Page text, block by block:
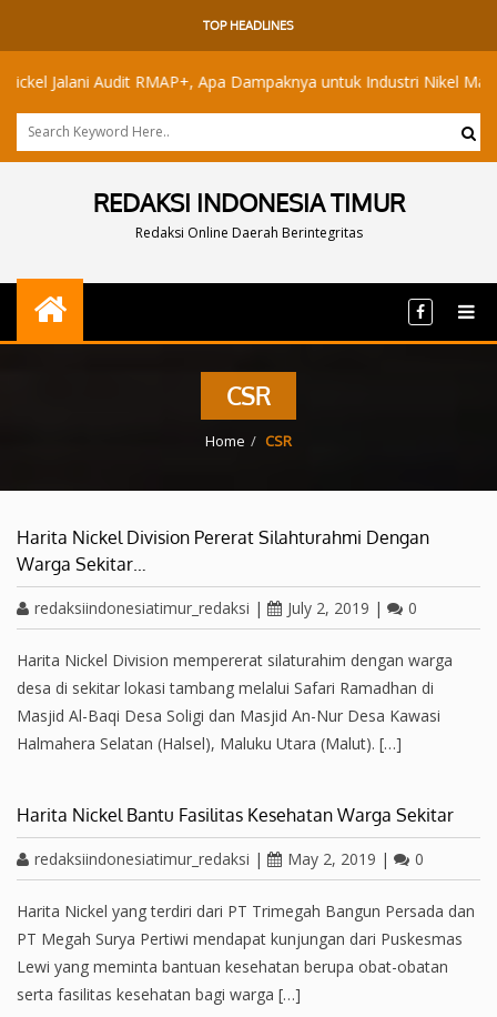
TOP HEADLINES
Audit RMAP+, Apa Dampaknya untuk Industri Nikel Maluku Utara?
REDAKSI INDONESIA TIMUR
Redaksi Online Daerah Berintegritas
CSR
Home CSR
Harita Nickel Division Pererat Silahturahmi Dengan
Warga Sekitar…
redaksiindonesiatimur_redaksi | July 2, 2019 | 0
Harita Nickel Division mempererat silaturahim dengan warga
desa di sekitar lokasi tambang melalui Safari Ramadhan di
Masjid Al-Baqi Desa Soligi dan Masjid An-Nur Desa Kawasi
Halmahera Selatan (Halsel), Maluku Utara (Malut). […]
Harita Nickel Bantu Fasilitas Kesehatan Warga Sekitar
redaksiindonesiatimur_redaksi | May 2, 2019 | 0
Harita Nickel yang terdiri dari PT Trimegah Bangun Persada dan
PT Megah Surya Pertiwi mendapat kunjungan dari Puskesmas
Lewi yang meminta bantuan kesehatan berupa obat-obatan
serta fasilitas kesehatan bagi warga […]